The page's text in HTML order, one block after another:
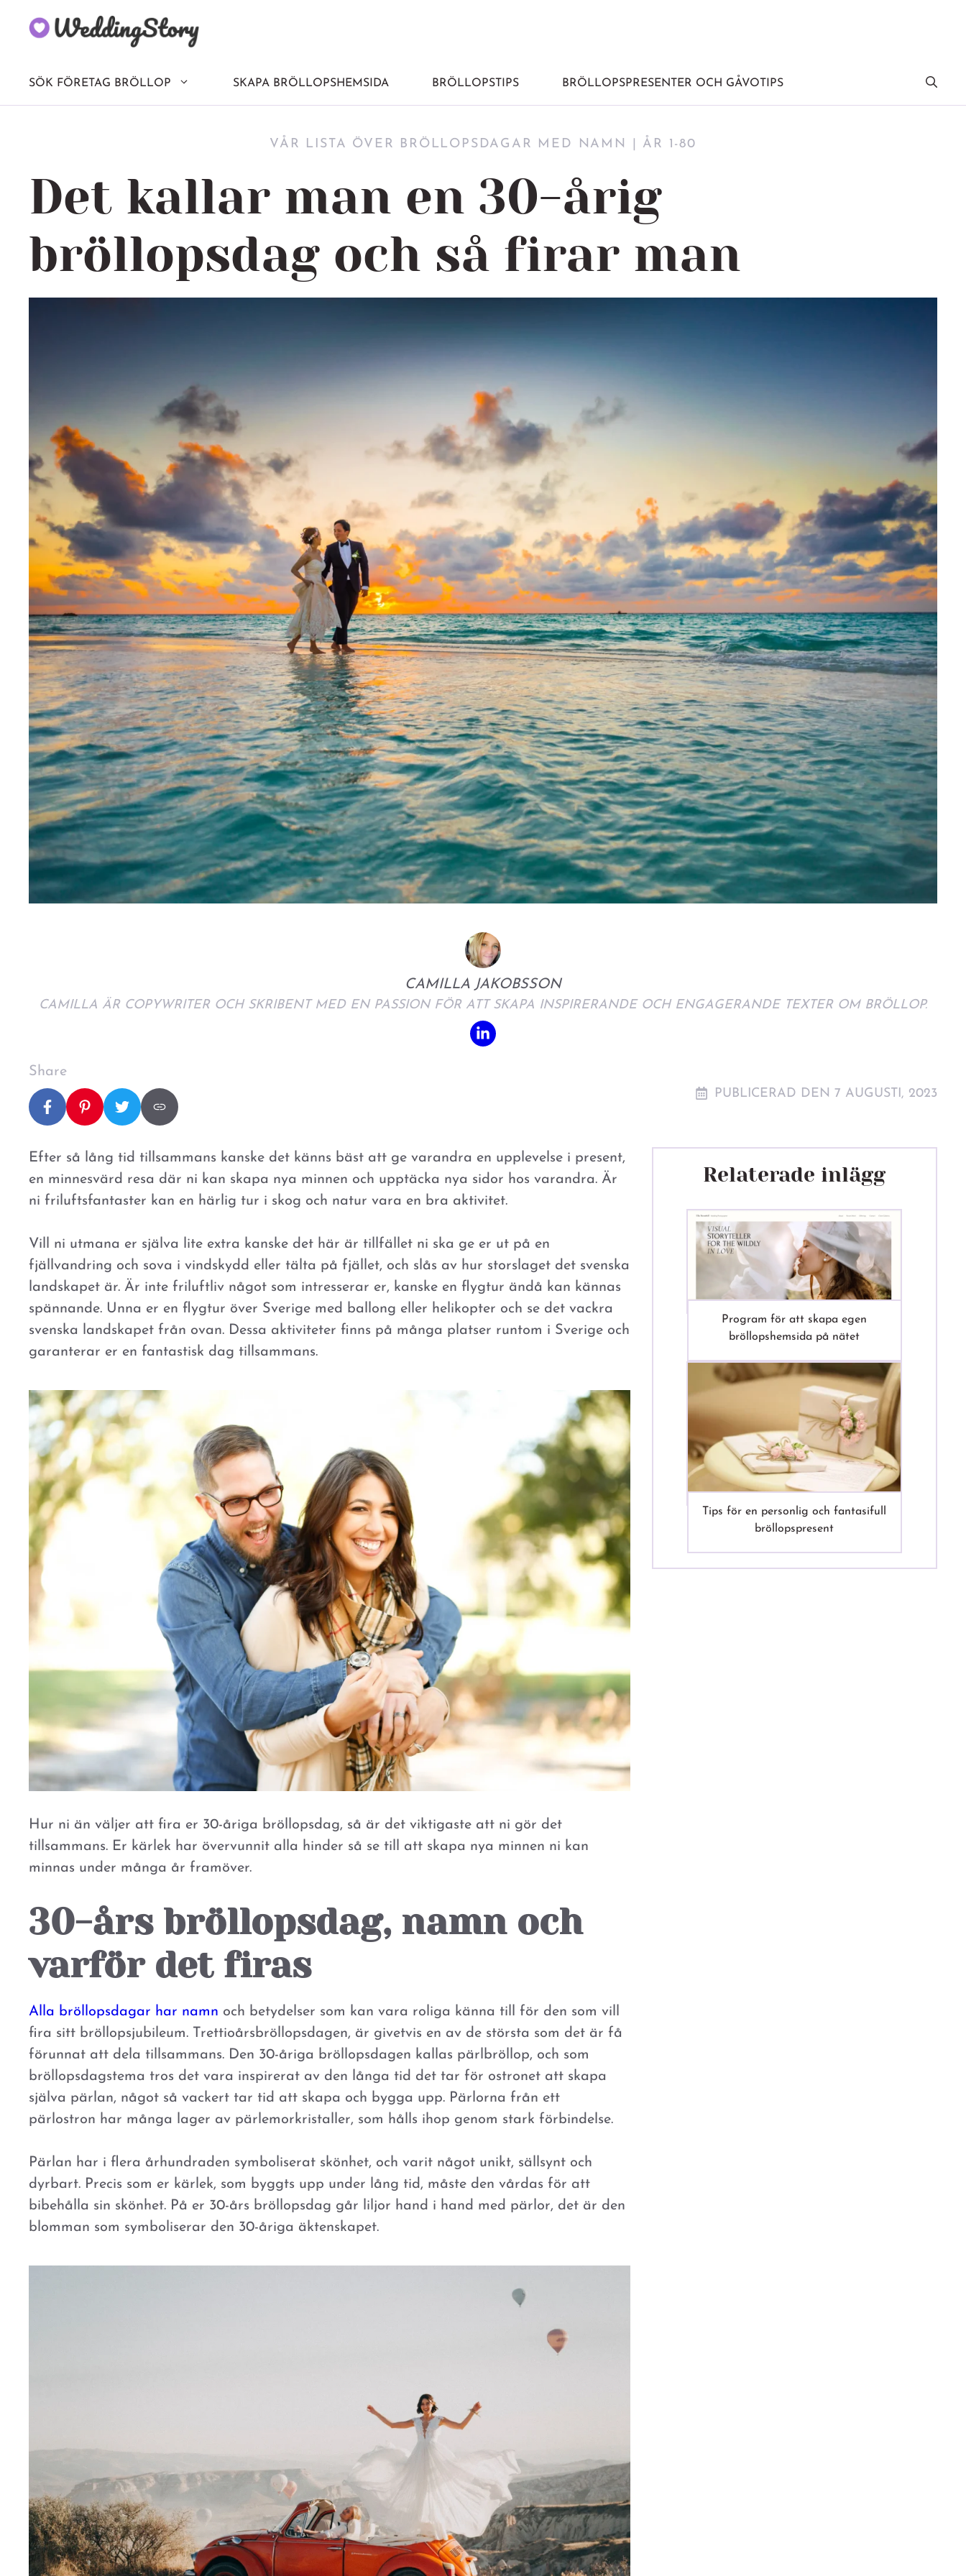
SÖK FÖRETAG BRÖLLOP SKAPA BRÖLLOPSHEMSIDA BRÖLLOPSTIPS BRÖLLOPSPRESENTER OCH GÅVOTIPS
VÅR LISTA ÖVER BRÖLLOPSDAGAR MED NAMN | ÅR 1-80
Det kallar man en 30-årig
bröllopsdag och så firar man
CAMILLA JAKOBSSON
CAMILLA ÄR COPYWRITER OCH SKRIBENT MED EN PASSION FÖR ATT SKAPA INSPIRERANDE OCH ENGAGERANDE TEXTER OM BRÖLLOP.
Share
PUBLICERAD DEN 7 AUGUSTI, 2023
Efter så lång tid tillsammans kanske det känns bäst att ge varandra en upplevelse i present,
en minnesvärd resa där ni kan skapa nya minnen och upptäcka nya sidor hos varandra. Är
ni friluftsfantaster kan en härlig tur i skog och natur vara en bra aktivitet.
Vill ni utmana er själva lite extra kanske det här är tillfället ni ska ge er ut på en
fjällvandring och sova i vindskydd eller tälta på fjället, och slås av hur storslaget det svenska
landskapet är. Är inte friluftliv något som intresserar er, kanske en flygtur ändå kan kännas
spännande. Unna er en flygtur över Sverige med ballong eller helikopter och se det vackra
svenska landskapet från ovan. Dessa aktiviteter finns på många platser runtom i Sverige och
garanterar er en fantastisk dag tillsammans.
Hur ni än väljer att fira er 30-åriga bröllopsdag, så är det viktigaste att ni gör det
tillsammans. Er kärlek har övervunnit alla hinder så se till att skapa nya minnen ni kan
minnas under många år framöver.
30-års bröllopsdag, namn och
varför det firas
Alla bröllopsdagar har namn och betydelser som kan vara roliga känna till för den som vill
fira sitt bröllopsjubileum. Trettioårsbröllopsdagen, är givetvis en av de största som det är få
förunnat att dela tillsammans. Den 30-åriga bröllopsdagen kallas pärlbröllop, och som
bröllopsdagstema tros det vara inspirerat av den långa tid det tar för ostronet att skapa
själva pärlan, något så vackert tar tid att skapa och bygga upp. Pärlorna från ett
pärlostron har många lager av pärlemorkristaller, som hålls ihop genom stark förbindelse.
Pärlan har i flera århundraden symboliserat skönhet, och varit något unikt, sällsynt och
dyrbart. Precis som er kärlek, som byggts upp under lång tid, måste den vårdas för att
bibehålla sin skönhet. På er 30-års bröllopsdag går liljor hand i hand med pärlor, det är den
blomman som symboliserar den 30-åriga äktenskapet.
Relaterade inlägg
Program för att skapa egen
bröllopshemsida på nätet
Tips för en personlig och fantasifull
bröllopspresent